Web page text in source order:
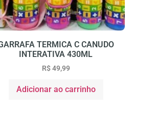
TERMICA C CANUDO
INTERATIVA 430ML
R$49,99
Adicionar ao carrinho